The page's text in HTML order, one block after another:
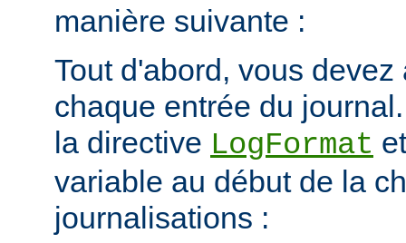
manière suivante :
Tout d'abord, vous
chaque entrée du
la directive LogFormat
variable au début de la
journalisations :